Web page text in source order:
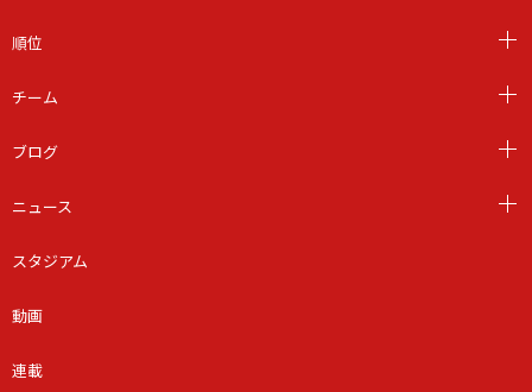
順位
チーム
ブログ
ニュース
スタジアム
動画
連載